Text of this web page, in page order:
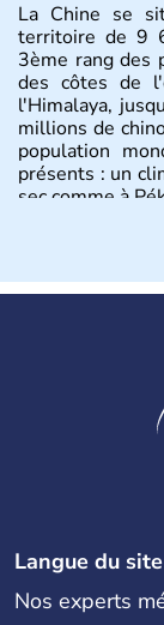
La Chine se
territoire de 9
3ème rang des
des côtes de
l'Himalaya,
millions de
population
présents : un
sec comme à
La civilisation
jusqu'aux
constituée
en 1945.
gardistes, la
Langue du
Nos experts